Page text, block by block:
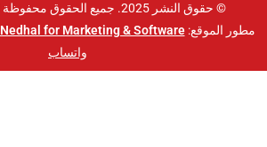
© حقوق النشر 2025. جميع الحقوق محفوظة لـ مركز قمة المنار
مطور الموقع:Nedhal for Marketing & Software -
واتساب